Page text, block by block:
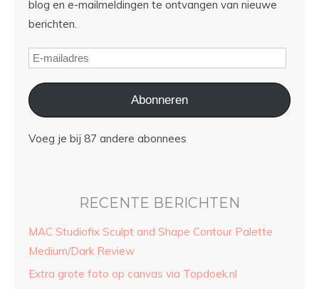
blog en e-mailmeldingen te ontvangen van nieuwe
berichten.
Abonneren
Voeg je bij 87 andere abonnees
RECENTE BERICHTEN
MAC Studiofix Sculpt and Shape Contour Palette
Medium/Dark Review
Extra grote foto op canvas via Topdoek.nl